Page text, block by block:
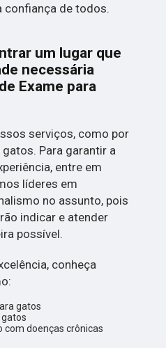
confiança de todos.
um lugar que
necessária
Exame para
serviços, como por
Para garantir a
entre em
líderes em
no assunto, pois
indicar e atender
possível.
conheça
gatos
doenças crônicas